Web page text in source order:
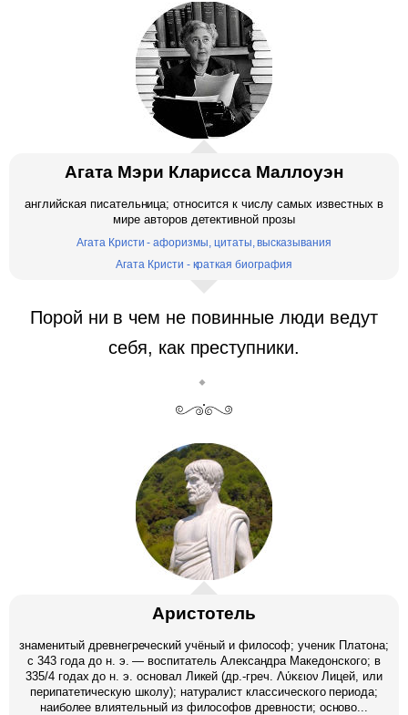
Агата Мэри Кларисса Маллоуэн
английская писательница; относится к числу самых известных в
мире авторов детективной прозы
Агата Кристи - афоризмы, цитаты, высказывания
Агата Кристи - краткая биография
Порой ни в чем не повинные люди ведут
себя, как преступники.
Аристотель
знаменитый древнегреческий учёный и философ; ученик Платона;
c 343 года до н. э. — воспитатель Александра Македонского; в
335/4 годах до н. э. основал Ликей (др.-греч. Λύκειον Лицей, или
перипатетическую школу); натуралист классического периода;
наиболее влиятельный из философов древности; осново...